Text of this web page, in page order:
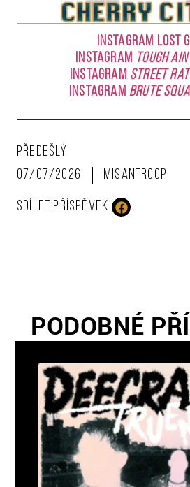
INSTAGRAM LOST
INSTAGRAM Tough
INSTAGRAM Street
INSTAGRAMBrute
PŘEDEŠLÝ
07/07/2026
Misantroop
SDÍLET PŘÍSPĚVEK:
PODOBNÉ